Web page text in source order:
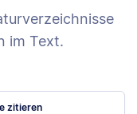
im Text.
zitieren